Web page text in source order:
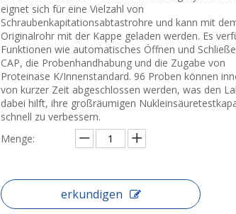
eignet sich für eine Vielzahl von
Schraubenkapitationsabtastrohre und kann mit
Originalrohr mit der Kappe geladen werden. Es
Funktionen wie automatisches Öffnen und
CAP, die Probenhandhabung und die Zugabe von
Proteinase K/Innenstandard. 96 Proben können
von kurzer Zeit abgeschlossen werden, was den
dabei hilft, ihre großräumigen
schnell zu verbessern.
Menge:
erkundigen